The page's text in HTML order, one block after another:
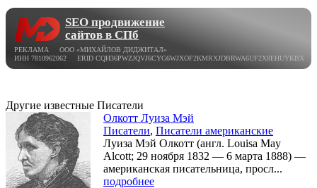
SEO продвижение
сайтов в СПб
РЕКЛАМА ООО «МИХАЙЛОВ ДИДЖИТАЛ»
ИНН 7810962062 ERID CQH36PWZJQVJ6CYG6WJXOF2KMRXJDBRWA6UF2X8EHUYKBX
Другие известные Писатели
Олкотт Луиза Мэй
Писатели, Писатели американские
Луиза Мэй Олкотт (англ. Louisa May
Alcott; 29 ноября 1832 — 6 марта 1888) —
американская писательница, просл...
подробнее